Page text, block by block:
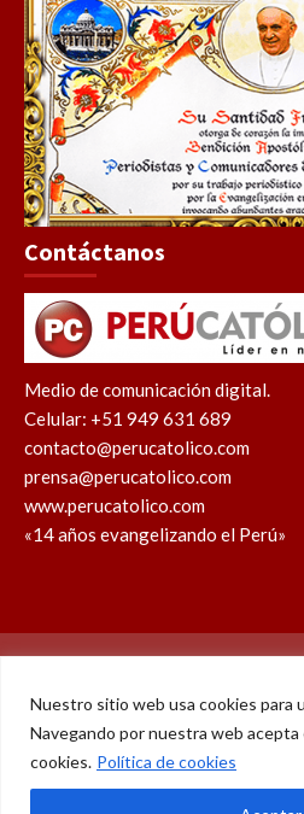
Nuestro sitio web usa cookies para
Navegando por nuestra web acepta
cookies. Política de cookies
Contáctanos
Medio de comunicación digital.
Celular: +51 949 631 689
contacto@perucatolico.com
prensa@perucatolico.com
www.perucatolico.com
«14 años evangelizando el Perú»
Política de cookies
WhatsAppFacebook
© Derechos reservados 2026